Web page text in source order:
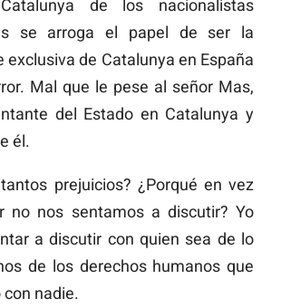
de los nacionalistas
se arroga el papel de ser la
exclusiva de Catalunya en España
Mal que le pese al señor Mas,
del Estado en Catalunya y
él.
prejuicios? ¿Porqué en vez
no nos sentamos a discutir? Yo
a discutir con quien sea de lo
de los derechos humanos que
nadie.